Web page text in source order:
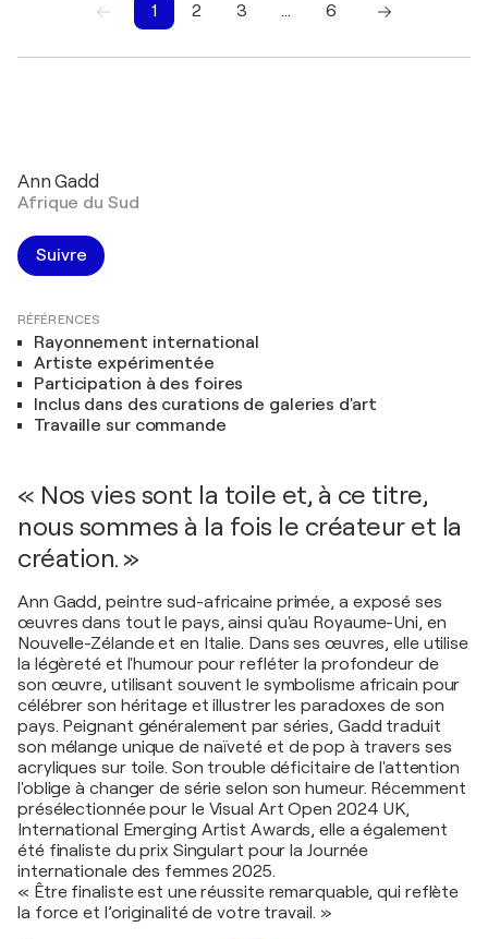
1 2 3 …
6
Ann Gadd
Afrique du Sud
Suivre
RÉFÉRENCES
Rayonnement international
Artiste expérimentée
Participation à des foires
Inclus dans des curations de galeries d'art
Travaille sur commande
« Nos vies sont la toile et, à ce titre,
nous sommes à la fois le créateur et la
création. »
Ann Gadd, peintre sud-africaine primée, a exposé ses
œuvres dans tout le pays, ainsi qu'au Royaume-Uni, en
Nouvelle-Zélande et en Italie. Dans ses œuvres, elle utilise
la légèreté et l'humour pour refléter la profondeur de
son œuvre, utilisant souvent le symbolisme africain pour
célébrer son héritage et illustrer les paradoxes de son
pays. Peignant généralement par séries, Gadd traduit
son mélange unique de naïveté et de pop à travers ses
acryliques sur toile. Son trouble déficitaire de l'attention
l'oblige à changer de série selon son humeur. Récemment
présélectionnée pour le Visual Art Open 2024 UK,
International Emerging Artist Awards, elle a également
été finaliste du prix Singulart pour la Journée
internationale des femmes 2025.
« Être finaliste est une réussite remarquable, qui reflète
la force et l’originalité de votre travail. »